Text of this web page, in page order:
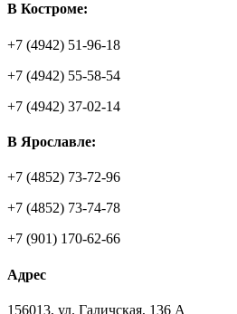
В Костроме:
+7 (4942) 51-96-18
+7 (4942) 55-58-54
+7 (4942) 37-02-14
В Ярославле:
+7 (4852) 73-72-96
+7 (4852) 73-74-78
+7 (901) 170-62-66
Адрес
156013, ул. Галичская, 136 А